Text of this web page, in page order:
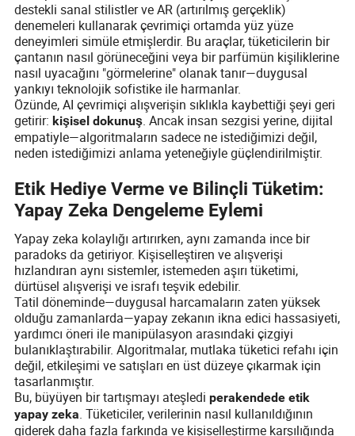
destekli sanal stilistler ve AR (artırılmış gerçeklik)
denemeleri kullanarak çevrimiçi ortamda yüz yüze
deneyimleri simüle etmişlerdir. Bu araçlar, tüketicilerin bir
çantanın nasıl görüneceğini veya bir parfümün kişiliklerine
nasıl uyacağını "görmelerine" olanak tanır—duygusal
yankıyı teknolojik sofistike ile harmanlar.
Özünde, AI çevrimiçi alışverişin sıklıkla kaybettiği şeyi geri
getirir:kişisel dokunuş. Ancak insan sezgisi yerine, dijital
empatiyle—algoritmaların sadece ne istediğimizi değil,
neden istediğimizi anlama yeteneğiyle güçlendirilmiştir.
Etik Hediye Verme ve Bilinçli Tüketim:
Yapay Zeka Dengeleme Eylemi
Yapay zeka kolaylığı artırırken, aynı zamanda ince bir
paradoks da getiriyor. Kişiselleştiren ve alışverişi
hızlandıran aynı sistemler, istemeden aşırı tüketimi,
dürtüsel alışverişi ve israfı teşvik edebilir.
Tatil döneminde—duygusal harcamaların zaten yüksek
olduğu zamanlarda—yapay zekanın ikna edici hassasiyeti,
yardımcı öneri ile manipülasyon arasındaki çizgiyi
bulanıklaştırabilir. Algoritmalar, mutlaka tüketici refahı için
değil, etkileşimi ve satışları en üst düzeye çıkarmak için
tasarlanmıştır.
Bu, büyüyen bir tartışmayı ateşlediperakendede etik
yapay zeka. Tüketiciler, verilerinin nasıl kullanıldığının
giderek daha fazla farkında ve kişiselleştirme karşılığında